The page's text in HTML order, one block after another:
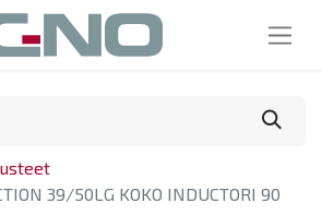
39/50LG KOKO INDUCTORI 90